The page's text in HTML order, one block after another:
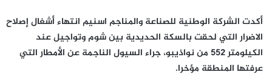
أكدت الشركة الوطنية للصناعة والمناجم اسنيم انتهاء أشغال إصلاح
الاضرار التي لحقت بالسكة الحديدية بين شوم وتواجيل عند
الكيلومتر 552 من نواذيبو، جراء السيول الناجمة عن الأمطار التي
عرفتها المنطقة مؤخرا.